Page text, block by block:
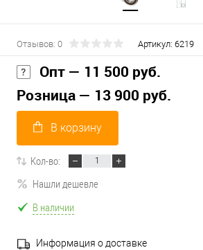
Отзывов: 0 Артикул: 6219
Опт — 11 500 руб.
Розница — 13 900 руб.
В корзину
Кол-во:
Нашли дешевле
В наличии
Информация о доставке